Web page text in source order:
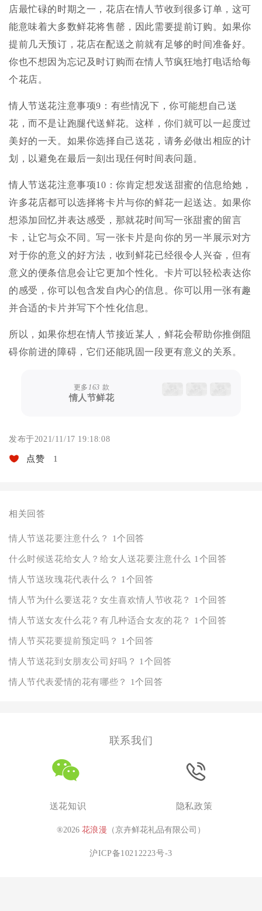
店最忙碌的时期之一，花店在情人节收到很多订单，这可
能意味着大多数鲜花将售罄，因此需要提前订购。如果你
提前几天预订，花店在配送之前就有足够的时间准备好。
你也不想因为忘记及时订购而在情人节疯狂地打电话给每
个花店。
情人节送花注意事项9：有些情况下，你可能想自己送
花，而不是让跑腿代送鲜花。这样，你们就可以一起度过
美好的一天。如果你选择自己送花，请务必做出相应的计
划，以避免在最后一刻出现任何时间表问题。
情人节送花注意事项10：你肯定想发送甜蜜的信息给她，
许多花店都可以选择将卡片与你的鲜花一起送达。如果你
想添加回忆并表达感受，那就花时间写一张甜蜜的留言
卡，让它与众不同。写一张卡片是向你的另一半展示对方
对于你的意义的好方法，收到鲜花已经很令人兴奋，但有
意义的便条信息会让它更加个性化。卡片可以轻松表达你
的感受，你可以包含发自内心的信息。你可以用一张有趣
并合适的卡片并写下个性化信息。
所以，如果你想在情人节接近某人，鲜花会帮助你推倒阻
碍你前进的障碍，它们还能巩固一段更有意义的关系。
更多 163 款
情人节鲜花
发布于2021/11/17 19:18:08
点赞 1
相关回答
情人节送花要注意什么？ 1个回答
什么时候送花给女人？给女人送花要注意什么 1个回答
情人节送玫瑰花代表什么？ 1个回答
情人节为什么要送花？女生喜欢情人节收花？ 1个回答
情人节送女友什么花？有几种适合女友的花？ 1个回答
情人节买花要提前预定吗？ 1个回答
情人节送花到女朋友公司好吗？ 1个回答
情人节代表爱情的花有哪些？ 1个回答
联系我们
送花知识 隐私政策
®2026 花浪漫 （京卉鲜花礼品有限公司）
沪ICP备10212223号-3